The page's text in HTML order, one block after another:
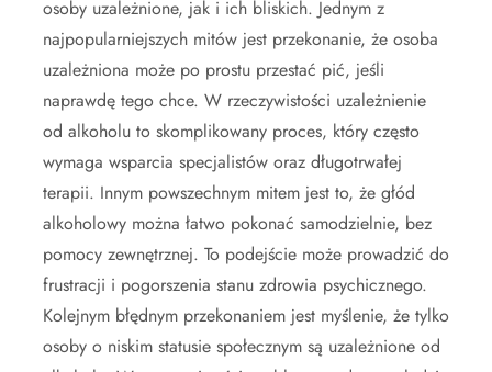
osoby uzależnione, jak i ich bliskich. Jednym z
najpopularniejszych mitów jest przekonanie, że osoba
uzależniona może po prostu przestać pić, jeśli
naprawdę tego chce. W rzeczywistości uzależnienie
od alkoholu to skomplikowany proces, który często
wymaga wsparcia specjalistów oraz długotrwałej
terapii. Innym powszechnym mitem jest to, że głód
alkoholowy można łatwo pokonać samodzielnie, bez
pomocy zewnętrznej. To podejście może prowadzić do
frustracji i pogorszenia stanu zdrowia psychicznego.
Kolejnym błędnym przekonaniem jest myślenie, że tylko
osoby o niskim statusie społecznym są uzależnione od